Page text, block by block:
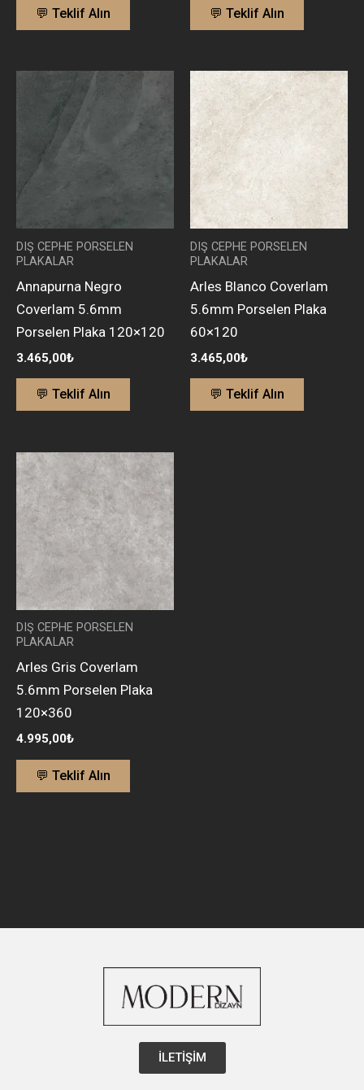
💬 Teklif Alın 💬 Teklif Alın
DIŞ CEPHE PORSELEN
PLAKALAR
Annapurna Negro
Coverlam 5.6mm
Porselen Plaka 120×120
3.465,00₺
💬 Teklif Alın
DIŞ CEPHE PORSELEN
PLAKALAR
Arles Blanco Coverlam
5.6mm Porselen Plaka
60×120
3.465,00₺
💬 Teklif Alın
DIŞ CEPHE PORSELEN
PLAKALAR
Arles Gris Coverlam
5.6mm Porselen Plaka
120×360
4.995,00₺
💬 Teklif Alın
İLETİŞİM